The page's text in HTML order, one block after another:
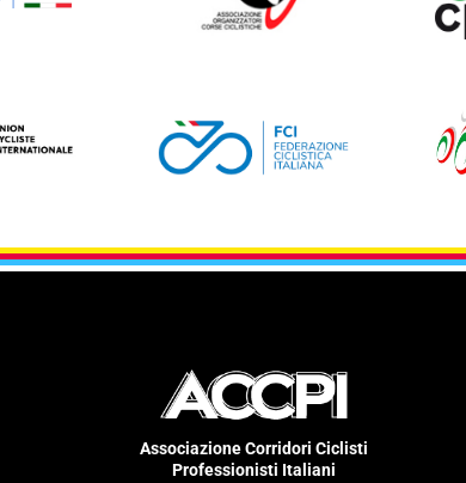
Associazione Corridori Ciclisti
Professionisti Italiani